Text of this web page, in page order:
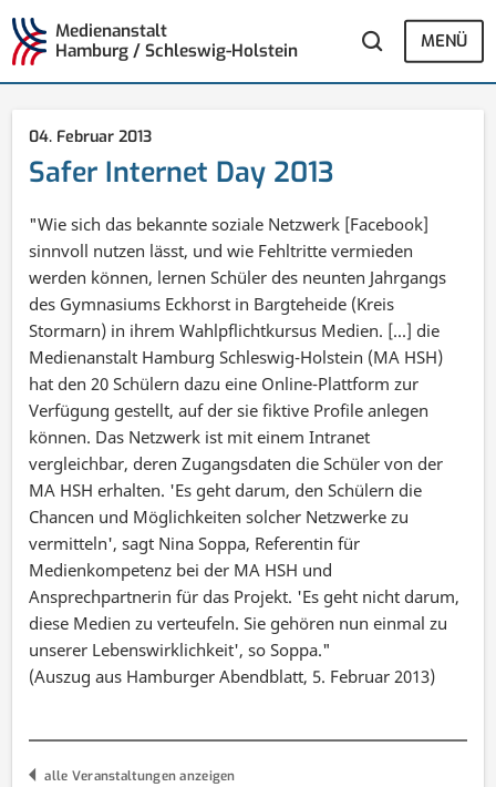
Medienanstalt
Hamburg / Schleswig-Holstein
MENÜ
04. Februar 2013
Safer Internet Day 2013
"Wie sich das bekannte soziale Netzwerk [Facebook]
sinnvoll nutzen lässt, und wie Fehltritte vermieden
werden können, lernen Schüler des neunten Jahrgangs
des Gymnasiums Eckhorst in Bargteheide (Kreis
Stormarn) in ihrem Wahlpflichtkursus Medien. [...] die
Medienanstalt Hamburg Schleswig-Holstein (MA HSH)
hat den 20 Schülern dazu eine Online-Plattform zur
Verfügung gestellt, auf der sie fiktive Profile anlegen
können. Das Netzwerk ist mit einem Intranet
vergleichbar, deren Zugangsdaten die Schüler von der
MA HSH erhalten. 'Es geht darum, den Schülern die
Chancen und Möglichkeiten solcher Netzwerke zu
vermitteln', sagt Nina Soppa, Referentin für
Medienkompetenz bei der MA HSH und
Ansprechpartnerin für das Projekt. 'Es geht nicht darum,
diese Medien zu verteufeln. Sie gehören nun einmal zu
unserer Lebenswirklichkeit', so Soppa."
(Auszug aus Hamburger Abendblatt, 5. Februar 2013)
alle Veranstaltungen anzeigen